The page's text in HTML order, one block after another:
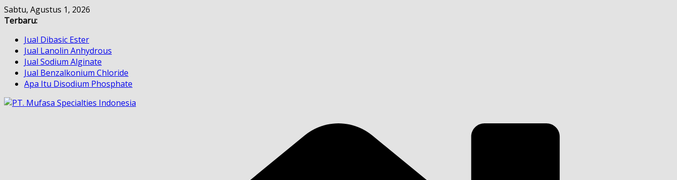
Skip
to
Sabtu, Agustus 1, 2026
Terbaru:
Jual Dibasic Ester
Jual Lanolin Anhydrous
Jual Sodium Alginate
Jual Benzalkonium Chloride
Apa Itu Disodium Phosphate